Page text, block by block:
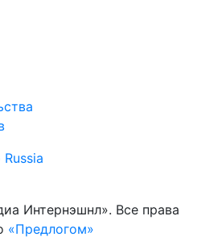
Интернэшнл». Все права
«Предлогом»